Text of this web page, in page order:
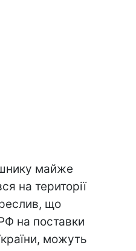
майже
на території
що
на поставки
можуть